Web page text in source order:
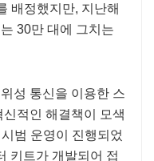
배정했지만, 지난해
30만 대에 그치는
성 통신을 이용한 스
적인 해결책이 모색
범 운영이 진행되었
키트가 개발되어 접